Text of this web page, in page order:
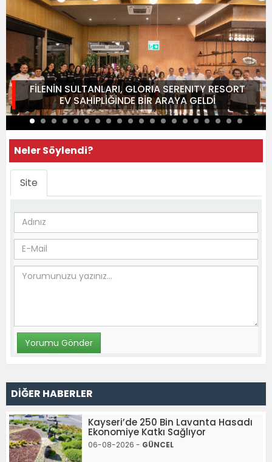
FİLENİN SULTANLARI, GLORIA SERENITY RESORT
EV SAHİPLİĞİNDE BİR ARAYA GELDİ
Neler Söylendi?
Site
DİĞER HABERLER
Kayseri’de 250 Bin Lavanta Hasadı
Ekonomiye Katkı Sağlıyor
06-08-2026 - GÜNCEL